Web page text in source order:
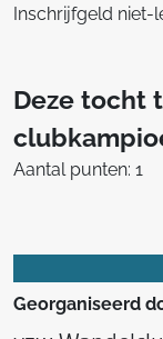
Inschrijfgeld niet-
Deze tocht
Aantal punten: 1
Georganiseerd